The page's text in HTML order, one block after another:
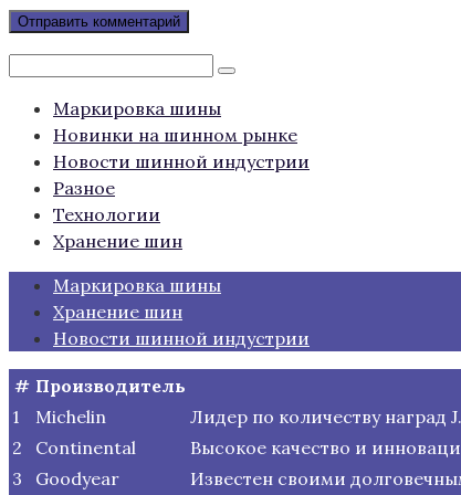
Поиск:
Маркировка шины
Новинки на шинном рынке
Новости шинной индустрии
Разное
Технологии
Хранение шин
Маркировка шины
Хранение шин
Новости шинной индустрии
# Производитель
1
Michelin
Лидер по количеству наград
2
Continental
Высокое качество и
3
Goodyear Известен своими